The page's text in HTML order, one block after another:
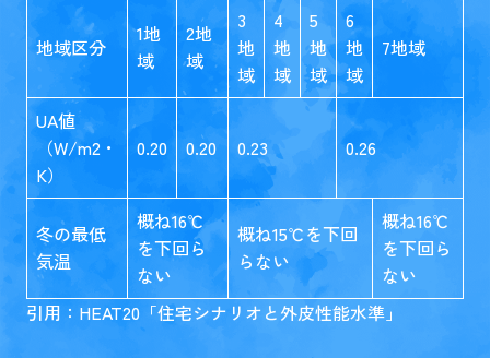
地域区分
1地
域
2地
域
3
地
域
4
地
域
5
地
域
6
地
域
7地域
UA値
（W/m2・
K）
0.20 0.20 0.23 0.26
冬の最低
気温
概ね16℃
を下回ら
ない
概ね15℃を下回
らない
概ね16℃
を下回ら
ない
引用：HEAT20「住宅シナリオと外皮性能水準 」